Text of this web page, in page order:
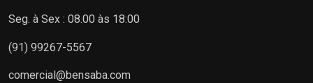
Seg. à Sex : 08.00 às 18:00
(91) 99267-5567
comercial@bensaba.com